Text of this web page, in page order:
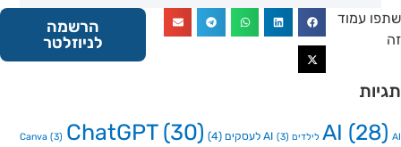
עמוד
הרשמה
לניוזלטר
AI
(3) AI לעסקים (4)
Canva(3) ChatGPT(30)